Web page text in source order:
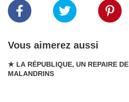
Vous aimerez aussi
★ LA RÉPUBLIQUE, UN REPAIRE DE
MALANDRINS